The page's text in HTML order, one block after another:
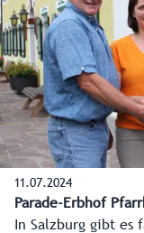
Waldchampion, die
meisten
beweist. Heuer
Mittelschulen
11.07.2024
Parade-Erbhof
In Salzburg gibt es